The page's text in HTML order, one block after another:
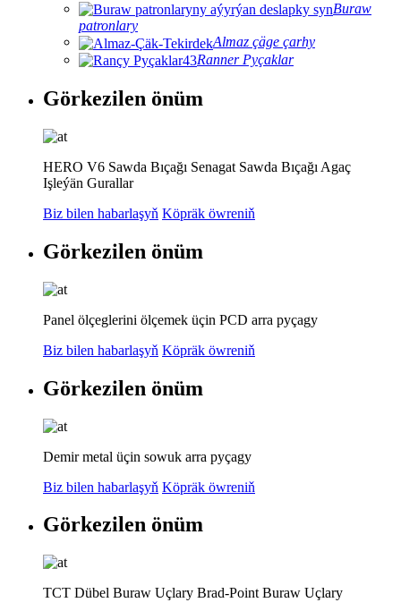
Buraw
patronlary
Almaz çäge çarhy
Ranner Pyçaklar
Görkezilen önüm
HERO V6 Sawda Bıçağı Senagat Sawda Bıçağı Agaç
Işleýän Gurallar
Biz bilen habarlaşyň Köpräk öwreniň
Görkezilen önüm
Panel ölçeglerini ölçemek üçin PCD arra pyçagy
Biz bilen habarlaşyň Köpräk öwreniň
Görkezilen önüm
Demir metal üçin sowuk arra pyçagy
Biz bilen habarlaşyň Köpräk öwreniň
Görkezilen önüm
TCT Dübel Buraw Uçlary Brad-Point Buraw Uçlary